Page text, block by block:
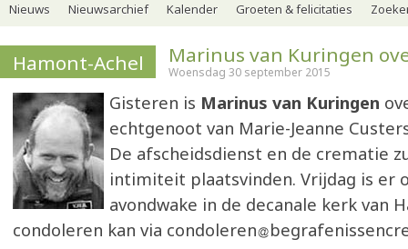
Nieuws Nieuwsarchief Kalender Groeten & felicitaties
Hamont-Achel Marinus van Kuringen
Woensdag 30 september 2015
Gisteren is Marinus van Kuringen
echtgenoot van Marie-Jeanne
De afscheidsdienst en de crematie
intimiteit plaatsvinden. Vrijdag is er
avondwake in de decanale kerk van
condoleren kan via condoleren